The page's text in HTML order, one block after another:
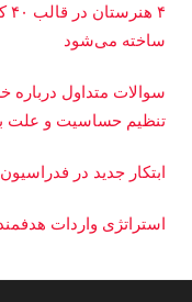
ساخته می‌شود
سوالات متداول
تنظیم حساسیت و علت
ابتکار جدید در فدراسیون
استراتژی واردات